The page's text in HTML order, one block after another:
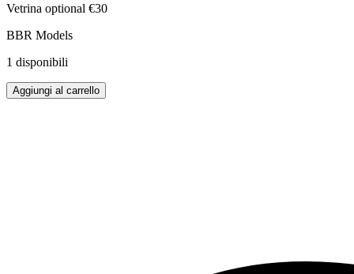
Vetrina optional €30
BBR Models
1 disponibili
FERRARI
"LAFERRARI"
Aggiungi al carrello